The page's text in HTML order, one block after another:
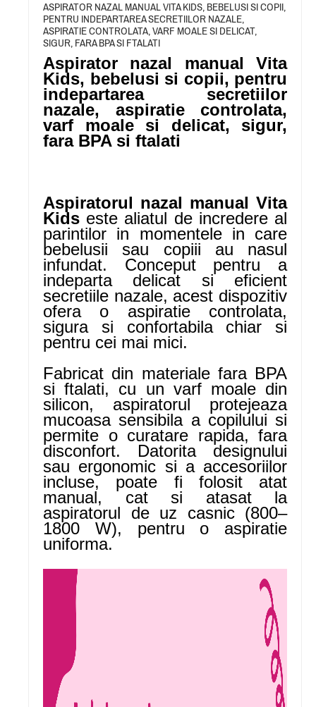
ASPIRATOR NAZAL MANUAL VITA KIDS, BEBELUSI SI COPII,
PENTRU INDEPARTAREA SECRETIILOR NAZALE,
ASPIRATIE CONTROLATA, VARF MOALE SI DELICAT,
SIGUR, FARA BPA SI FTALATI
Aspirator nazal manual Vita
Kids, bebelusi si copii, pentru
indepartarea secretiilor
nazale, aspiratie controlata,
varf moale si delicat, sigur,
fara BPA si ftalati
Aspiratorul nazal manual Vita
Kids este aliatul de incredere al
parintilor in momentele in care
bebelusii sau copiii au nasul
infundat. Conceput pentru a
indeparta delicat si eficient
secretiile nazale, acest dispozitiv
ofera o aspiratie controlata,
sigura si confortabila chiar si
pentru cei mai mici.
Fabricat din materiale fara BPA
si ftalati, cu un varf moale din
silicon, aspiratorul protejeaza
mucoasa sensibila a copilului si
permite o curatare rapida, fara
disconfort. Datorita designului
sau ergonomic si a accesoriilor
incluse, poate fi folosit atat
manual, cat si atasat la
aspiratorul de uz casnic (800–
1800 W), pentru o aspiratie
uniforma.